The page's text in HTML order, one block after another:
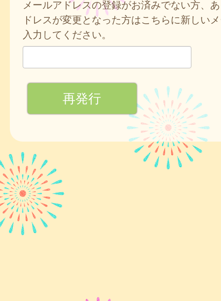
メールアドレスの登録がお済みでない方、
ドレスが変更となった方はこちらに新しい
入力してください。